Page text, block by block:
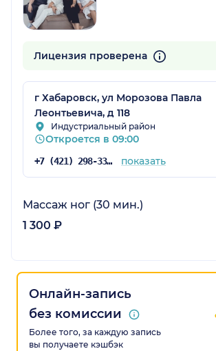
Лицензия проверена
г Хабаровск, ул Морозова Павла
Леонтьевича, д 118
Индустриальный район
Откроется в 09:00
+7 (421) 298-33-11 показать
Массаж ног (30 мин.)
1 300 ₽
Онлайн-запись
без комиссии
Более того, за каждую запись
вы получаете кэшбэк